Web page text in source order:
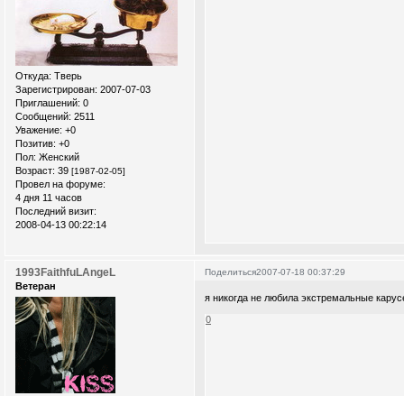
Откуда: Тверь
Зарегистрирован: 2007-07-03
Приглашений: 0
Сообщений: 2511
Уважение: +0
Позитив: +0
Пол: Женский
Возраст: 39 [1987-02-05]
Провел на форуме:
4 дня 11 часов
Последний визит:
2008-04-13 00:22:14
Поделиться2007-07-18 00:37:29
1993FaithfuLAngeL
Ветеран
я никогда не любила экстремальные
0